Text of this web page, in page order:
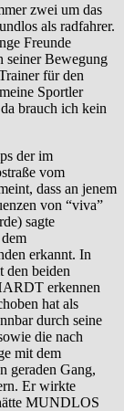
zwei um das
als radfahrer.
Freunde
seiner Bewegung
für den
Sportler
brauch ich kein
der im
vom
dass an jenem
von “viva”
sagte
erkannt. In
den beiden
erkennen
hat als
durch seine
die nach
mit dem
geraden Gang,
Er wirkte
MUNDLOS